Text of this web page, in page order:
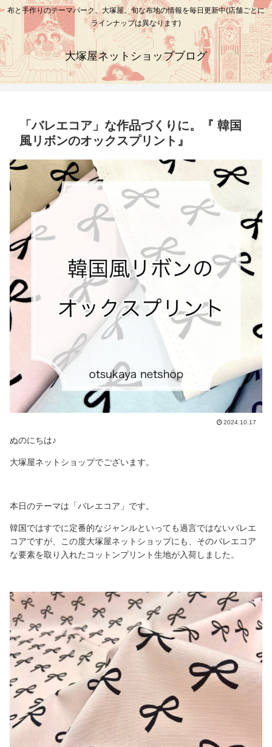
布と手作りのテーマパーク、大塚屋。旬な布地の情報を毎日更新中(店舗ごとに
ラインナップは異なります)
大塚屋ネットショップブログ
「バレエコア」な作品づくりに。『 韓国
風リボンのオックスプリント』
2024.10.17
ぬのにちは♪
大塚屋ネットショップでございます。
本日のテーマは「バレエコア」です。
韓国ではすでに定番的なジャンルといっても過言ではないバレエ
コアですが、この度大塚屋ネットショップにも、そのバレエコア
な要素を取り入れたコットンプリント生地が入荷しました。